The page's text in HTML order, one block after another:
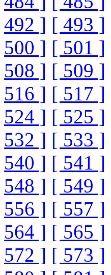
492 ] [ 493 ]
500 ] [ 501 ]
508 ] [ 509 ]
516 ] [ 517 ]
524 ] [ 525 ]
532 ] [ 533 ]
540 ] [ 541 ]
548 ] [ 549 ]
556 ] [ 557 ]
564 ] [ 565 ]
572 ] [ 573 ]